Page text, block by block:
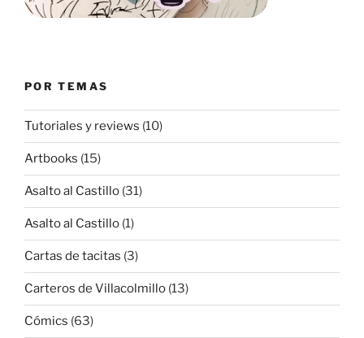
POR TEMAS
Tutoriales y reviews (10)
Artbooks (15)
Asalto al Castillo (31)
Asalto al Castillo (1)
Cartas de tacitas (3)
Carteros de Villacolmillo (13)
Cómics (63)